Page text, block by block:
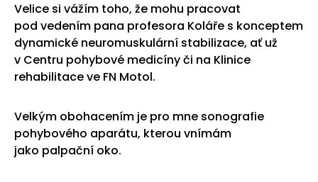
Velice si vážím toho, že mohu pracovat
pod vedením pana profesora Koláře s konceptem
dynamické neuromuskulární stabilizace, ať už
v Centru pohybové medicíny či na Klinice
rehabilitace ve FN Motol.
Velkým obohacením je pro mne sonografie
pohybového aparátu, kterou vnímám
jako palpační oko.